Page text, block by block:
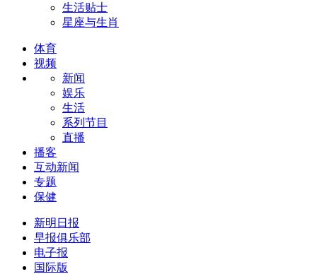
生活贴士
星座与生肖
体育
视频
新闻
娱乐
生活
系列节目
直播
播客
互动新闻
专题
保健
新明日报
早报俱乐部
电子报
国际版